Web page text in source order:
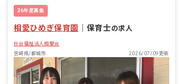
残業少なめ
26年度募集
相愛ひめぎ保育園 保育士の求人
社会福祉法人相愛会
宮崎県/都城市
2026/07/09更新